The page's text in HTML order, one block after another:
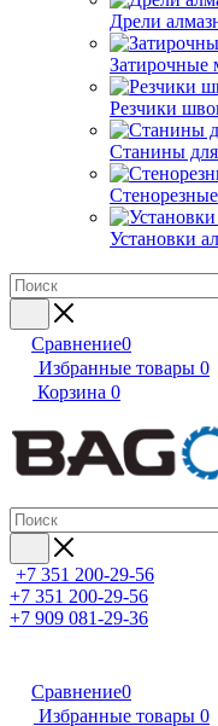
Дрели
Затирочные
Резчики
Станины для
Установки
Сравнение0
Избранные товары 0
Корзина 0
+7 351 200-29-56
+7 351 200-29-56
+7 909 081-29-36
Сравнение0
Избранные товары 0